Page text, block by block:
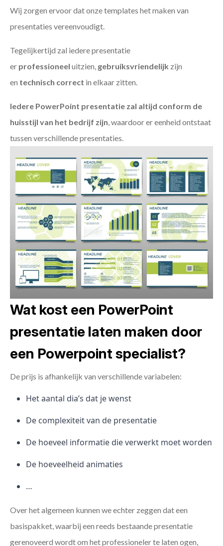
Wij zorgen ervoor dat onze templates het maken van
presentaties vereenvoudigt.
Tegelijkertijd zal iedere presentatie
er professioneel uitzien, gebruiksvriendelijk zijn
en technisch correct in elkaar zitten.
Iedere PowerPoint presentatie zal altijd conform de
huisstijl van het bedrijf zijn, waardoor er eenheid ontstaat
tussen verschillende presentaties.
Wat kost een PowerPoint
presentatie laten maken door
een Powerpoint specialist?
De prijs is afhankelijk van verschillende variabelen:
Het aantal dia’s dat je wenst
De complexiteit van de presentatie
De hoeveel informatie die verwerkt moet worden
De hoeveelheid animaties
…
Over het algemeen kunnen we echter zeggen dat een
basispakket, waarbij een reeds bestaande presentatie
gerenoveerd wordt om het professioneler te laten ogen,